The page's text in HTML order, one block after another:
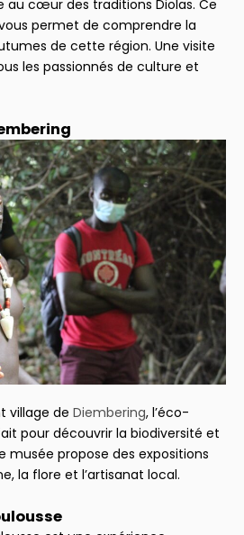
au cœur des traditions Diolas. Ce
permet de comprendre la
de cette région. Une visite
les passionnés de culture et
village de Diembering, l’éco-
pour découvrir la biodiversité et
musée propose des expositions
la flore et l’artisanat local.